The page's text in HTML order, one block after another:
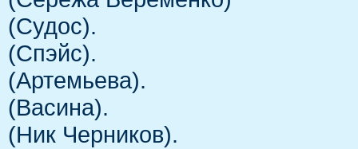
(Судос).
(Спэйс).
(Артемьева).
(Васина).
(Ник Черников).